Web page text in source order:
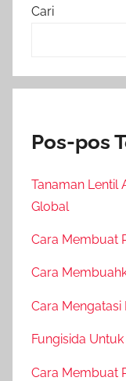
Cari
Pos-pos
Tanaman Lentil
Global
Cara Membuat
Cara
Cara
Fungisida
Cara Membuat